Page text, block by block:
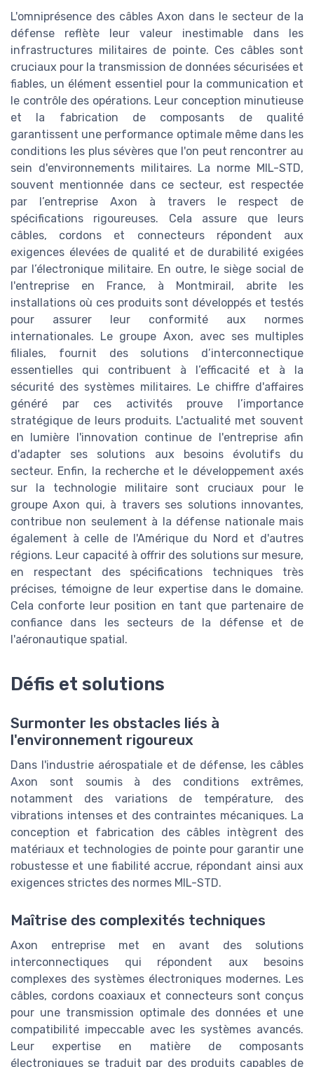
L'omniprésence des câbles Axon dans le secteur de la
défense reflète leur valeur inestimable dans les
infrastructures militaires de pointe. Ces câbles sont
cruciaux pour la transmission de données sécurisées et
fiables, un élément essentiel pour la communication et
le contrôle des opérations. Leur conception minutieuse
et la fabrication de composants de qualité
garantissent une performance optimale même dans les
conditions les plus sévères que l'on peut rencontrer au
sein d'environnements militaires. La norme MIL-STD,
souvent mentionnée dans ce secteur, est respectée
par l’entreprise Axon à travers le respect de
spécifications rigoureuses. Cela assure que leurs
câbles, cordons et connecteurs répondent aux
exigences élevées de qualité et de durabilité exigées
par l’électronique militaire. En outre, le siège social de
l'entreprise en France, à Montmirail, abrite les
installations où ces produits sont développés et testés
pour assurer leur conformité aux normes
internationales. Le groupe Axon, avec ses multiples
filiales, fournit des solutions d’interconnectique
essentielles qui contribuent à l’efficacité et à la
sécurité des systèmes militaires. Le chiffre d'affaires
généré par ces activités prouve l’importance
stratégique de leurs produits. L'actualité met souvent
en lumière l'innovation continue de l'entreprise afin
d'adapter ses solutions aux besoins évolutifs du
secteur. Enfin, la recherche et le développement axés
sur la technologie militaire sont cruciaux pour le
groupe Axon qui, à travers ses solutions innovantes,
contribue non seulement à la défense nationale mais
également à celle de l'Amérique du Nord et d'autres
régions. Leur capacité à offrir des solutions sur mesure,
en respectant des spécifications techniques très
précises, témoigne de leur expertise dans le domaine.
Cela conforte leur position en tant que partenaire de
confiance dans les secteurs de la défense et de
l'aéronautique spatial.
Défis et solutions
Surmonter les obstacles liés à
l'environnement rigoureux
Dans l'industrie aérospatiale et de défense, les câbles
Axon sont soumis à des conditions extrêmes,
notamment des variations de température, des
vibrations intenses et des contraintes mécaniques. La
conception et fabrication des câbles intègrent des
matériaux et technologies de pointe pour garantir une
robustesse et une fiabilité accrue, répondant ainsi aux
exigences strictes des normes MIL-STD.
Maîtrise des complexités techniques
Axon entreprise met en avant des solutions
interconnectiques qui répondent aux besoins
complexes des systèmes électroniques modernes. Les
câbles, cordons coaxiaux et connecteurs sont conçus
pour une transmission optimale des données et une
compatibilité impeccable avec les systèmes avancés.
Leur expertise en matière de composants
électroniques se traduit par des produits capables de